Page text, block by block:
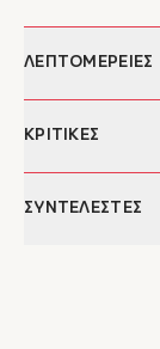
ΛΕΠΤΟΜΕΡΕΙΕΣ
Συγγραφέας:
Σελίδες:
ΚΡΙΤΙΚΕΣ
"...Ο Πέτρου
ΣΥΝΤΕΛΕΣΤΕΣ